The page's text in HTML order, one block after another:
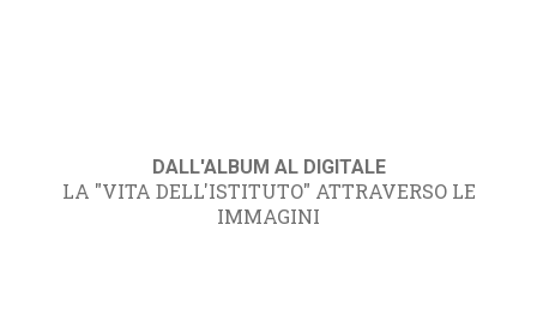
DALL'ALBUM AL DIGITALE
LA "VITA DELL'ISTITUTO" ATTRAVERSO LE
IMMAGINI